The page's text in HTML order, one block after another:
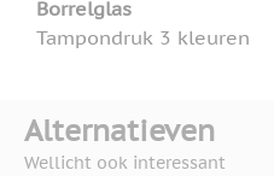
Borrelglas
Tampondruk 3 kleuren
Alternatieven
Wellicht ook interessant